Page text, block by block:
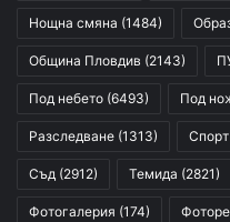
Нощна смяна (1484)
Община Пловдив (2143)
Под небето (6493) Под
Разследване (1313) Спорт
Съд (2912) Темида (2821)
Фотогалерия (174)